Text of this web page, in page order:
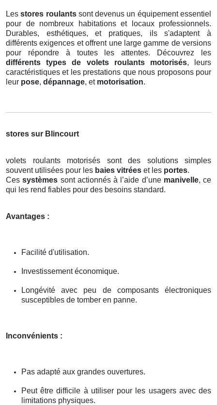
Lesstores roulantssont devenus un équipement essentiel
pour de nombreux habitations et locaux professionnels.
Durables, esthétiques, et pratiques, ils s'adaptent à
différents exigences et offrent une large gamme de versions
pour répondre à toutes les attentes. Découvrez les
différents types de volets roulants motorisés, leurs
caractéristiques et les prestations que nous proposons pour
leur pose, dépannage, et motorisation.
stores sur Blincourt
volets roulants motorisés sont des solutions simples
souvent utilisées pour les baies vitrées et les portes.
Cessystèmes sont actionnés à l’aide d’une manivelle, ce
qui les rend fiables pour des besoins standard.
Avantages :
Facilité d'utilisation.
Investissement économique.
Longévité avec peu de composants électroniques
susceptibles de tomber en panne.
Inconvénients :
Pas adapté aux grandes ouvertures.
Peut être difficile à utiliser pour les usagers avec des
limitations physiques.